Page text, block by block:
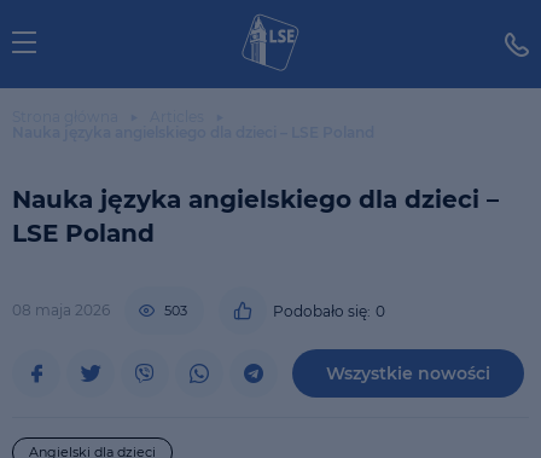
Nauka języka angielskiego dla dzieci –
LSE Poland
08 maja 2026 503 Podobało się: 0
Wszystkie nowości
Angielski dla dzieci